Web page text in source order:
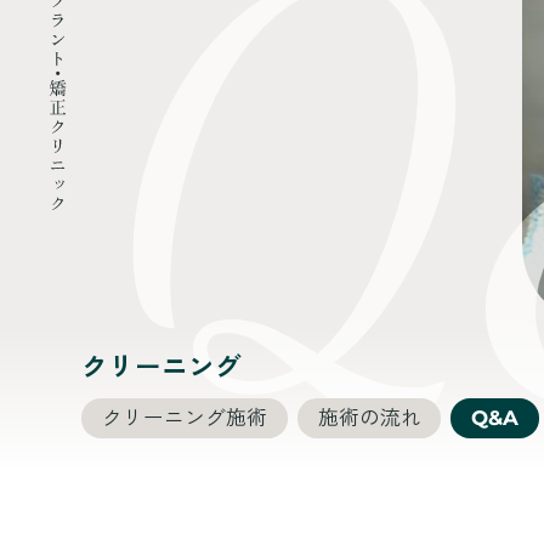
クリーニング
クリーニング施術 施術の流れ Q&A